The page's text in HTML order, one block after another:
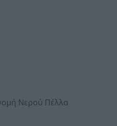
Νερού Πέλλα